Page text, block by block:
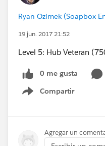
Ryan Ozimek (Soapbox
19 jun. 2017 21:52
Level 5: Hub Veteran
0 me gusta
Compartir
Show menu
Agregar un